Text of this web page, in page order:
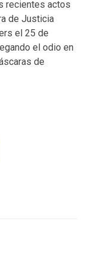
recientes actos
de Justicia
el 25 de
el odio en
de